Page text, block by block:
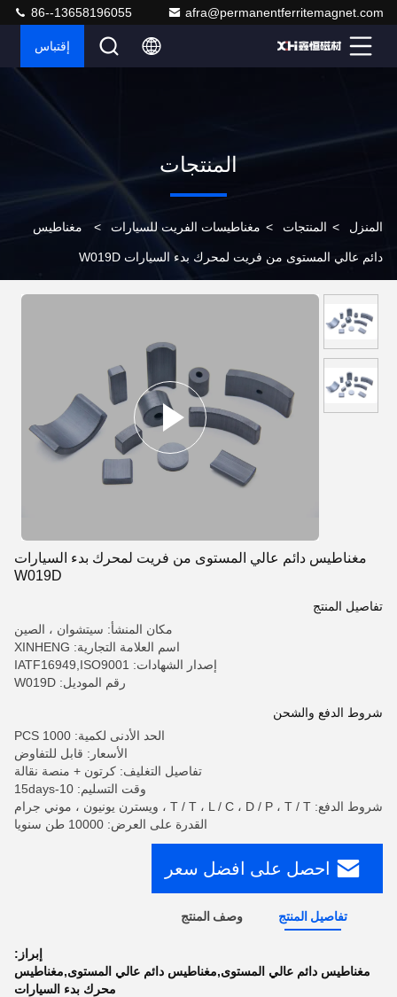
afra@permanentferritemagnet.com
86--13658196055
إقتباس
المنتجات
المنزل > المنتجات > مغناطيسات الفريت للسيارات > مغناطيس
دائم عالي المستوى من فريت لمحرك بدء السيارات W019D
مغناطيس دائم عالي المستوى من فريت لمحرك بدء السيارات
W019D
تفاصيل المنتج
مكان المنشأ: سيتشوان ، الصين
اسم العلامة التجارية: XINHENG
إصدار الشهادات: IATF16949,ISO9001
رقم الموديل: W019D
شروط الدفع والشحن
الحد الأدنى لكمية: 1000 PCS
الأسعار: قابل للتفاوض
تفاصيل التغليف: كرتون + منصة نقالة
وقت التسليم: 10-15days
شروط الدفع: T / T ، L / C ، D / P ، T / T ، ويسترن يونيون ، موني جرام
القدرة على العرض: 10000 طن سنويا
احصل على افضل سعر
تفاصيل المنتج وصف المنتج
إبراز:
مغناطيس دائم عالي المستوى,مغناطيس دائم عالي المستوى,مغناطيس
محرك بدء السيارات